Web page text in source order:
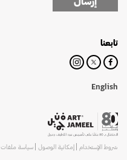
تابعنا
English
شروط الإستخدام إمكانية الوصول سياسة ملفات